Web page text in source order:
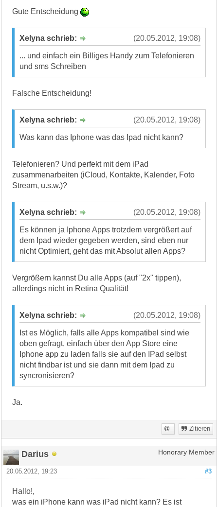
Gute Entscheidung
(20.05.2012, 19:08)
Xelyna schrieb:
... und einfach ein Billiges Handy zum Telefonieren
und sms Schreiben
Falsche Entscheidung!
(20.05.2012, 19:08)
Xelyna schrieb:
Was kann das Iphone was das Ipad nicht kann?
Telefonieren? Und perfekt mit dem iPad
zusammenarbeiten (iCloud, Kontakte, Kalender, Foto
Stream, u.s.w.)?
(20.05.2012, 19:08)
Xelyna schrieb:
Es können ja Iphone Apps trotzdem vergrößert auf
dem Ipad wieder gegeben werden, sind eben nur
nicht Optimiert, geht das mit Absolut allen Apps?
Vergrößern kannst Du alle Apps (auf "2x" tippen),
allerdings nicht in Retina Qualität!
(20.05.2012, 19:08)
Xelyna schrieb:
Ist es Möglich, falls alle Apps kompatibel sind wie
oben gefragt, einfach über den App Store eine
Iphone app zu laden falls sie auf den IPad selbst
nicht findbar ist und sie dann mit dem Ipad zu
syncronisieren?
Ja.
Zitieren
Darius Honorary Member
#3
20.05.2012, 19:23
Hallo!,
was ein iPhone kann was iPad nicht kann? Es ist